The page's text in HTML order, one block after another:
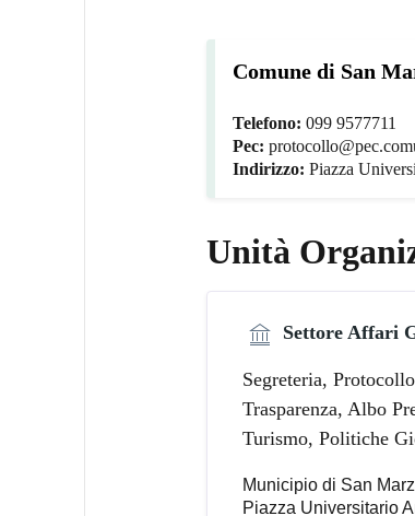
Comune di San
Telefono: 099 9577711
Pec:
Indirizzo: Piazza
Unità
Settore Affari
Segreteria,
Trasparenza, Albo
Turismo, Politiche
Municipio di San
Piazza Universitario